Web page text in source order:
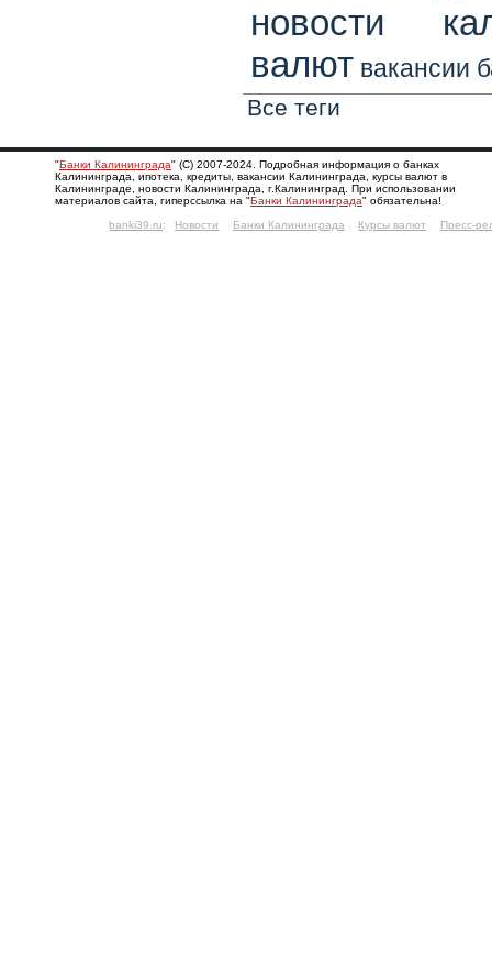
новости
валют вакансии
Все теги
"Банки Калининграда" (С) 2007-2024. Подробная информация о банках
Калининграда, ипотека, кредиты, вакансии Калининграда, курсы валют в
Калининграде, новости Калининграда, г.Калининград. При использовании
материалов сайта, гиперссылка на "Банки Калининграда" обязательна!
banki39.ru: Новости Банки Калининграда Курсы валют Пресс-